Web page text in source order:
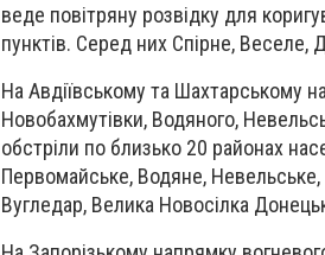
веде повітряну розвідку для
пунктів. Серед них Спірне, Веселе,
На Авдіївському та Шахтарському
Новобахмутівки, Водяного,
обстріли по близько 20 районах
Первомайське, Водяне, Невельське,
Вугледар, Велика Новосілка